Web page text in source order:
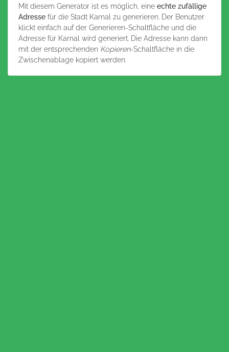
Mit diesem Generator ist es möglich, eine echte zufällige
Adresse für die Stadt Karnal zu generieren. Der Benutzer
klickt einfach auf der Generieren-Schaltfläche und die
Adresse für Karnal wird generiert. Die Adresse kann dann
mit der entsprechenden Kopieren-Schaltfläche in die
Zwischenablage kopiert werden.